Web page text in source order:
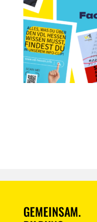
GEMEINSAM.